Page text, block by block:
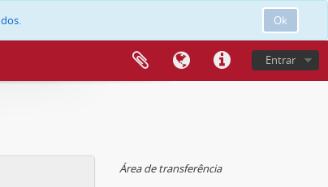
Ok
Entrar
Área de transferência